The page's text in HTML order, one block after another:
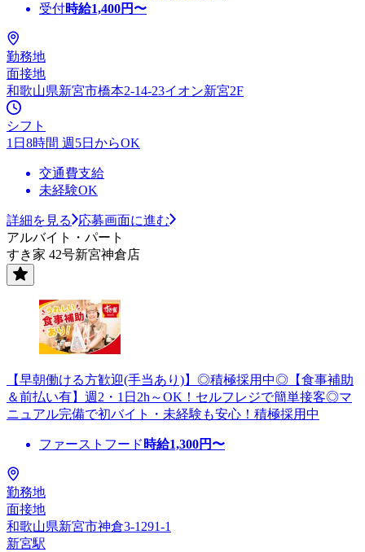
受付時給1,400円〜
勤務地
面接地
和歌山県新宮市橋本2-14-23イオン新宮2F
シフト
1日8時間 週5日からOK
交通費支給
未経験OK
詳細を見る
応募画面に進む
アルバイト・パート
すき家 42号新宮神倉店
【早朝働ける方歓迎(手当あり)】◎積極採用中◎【食事補助
＆前払い有】週2・1日2h～OK！セルフレジで簡単接客◎マ
ニュアル完備で初バイト・未経験も安心！積極採用中
ファーストフード 時給1,300円〜
勤務地
面接地
和歌山県新宮市神倉3-1291-1
新宮駅